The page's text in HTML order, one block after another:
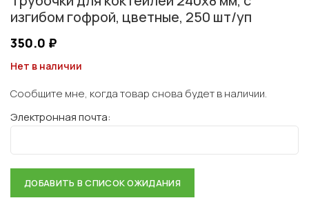
изгибом гофрой, цветные, 250 шт/уп
350.0 ₽
Нет в наличии
Сообщите мне, когда товар снова будет в наличии.
Электронная почта: